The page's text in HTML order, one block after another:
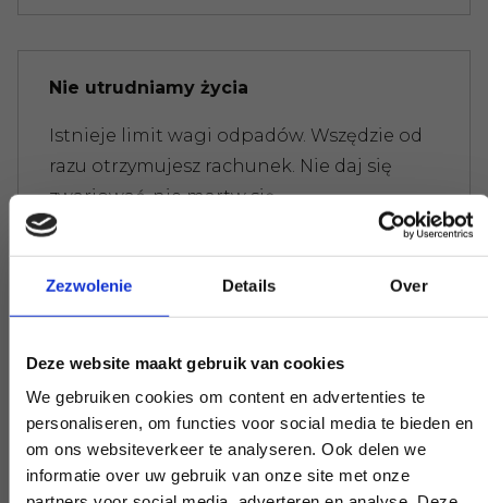
Zezwolenie Details Over
Deze website maakt gebruik van cookies
We gebruiken cookies om content en advertenties te
personaliseren, om functies voor social media te bieden en
om ons websiteverkeer te analyseren. Ook delen we
informatie over uw gebruik van onze site met onze
Nie utrudniamy życia
Istnieje limit wagi odpadów. Wszędzie od
razu otrzymujesz rachunek. Nie daj się
zwariować, nie martw się.
Jeśli masz pytanie, które ma wpływ na
naszą pracę, podnieś słuchawkę i zadaj je.
Nasi eksperci zapewnią jasność na
żądanie.